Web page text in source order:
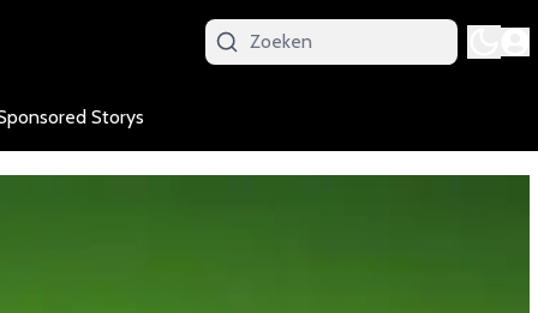
Storys